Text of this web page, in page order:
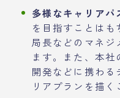
多様なキャリアパ
を目指すことは
局長などのマネジ
ます。また、本
開発などに携わる
リアプランを描く